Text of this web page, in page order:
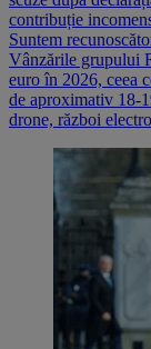
contribuție
Suntem
Vânzările grupului
euro în 2026, ceea
de aproximativ 18-
drone, război